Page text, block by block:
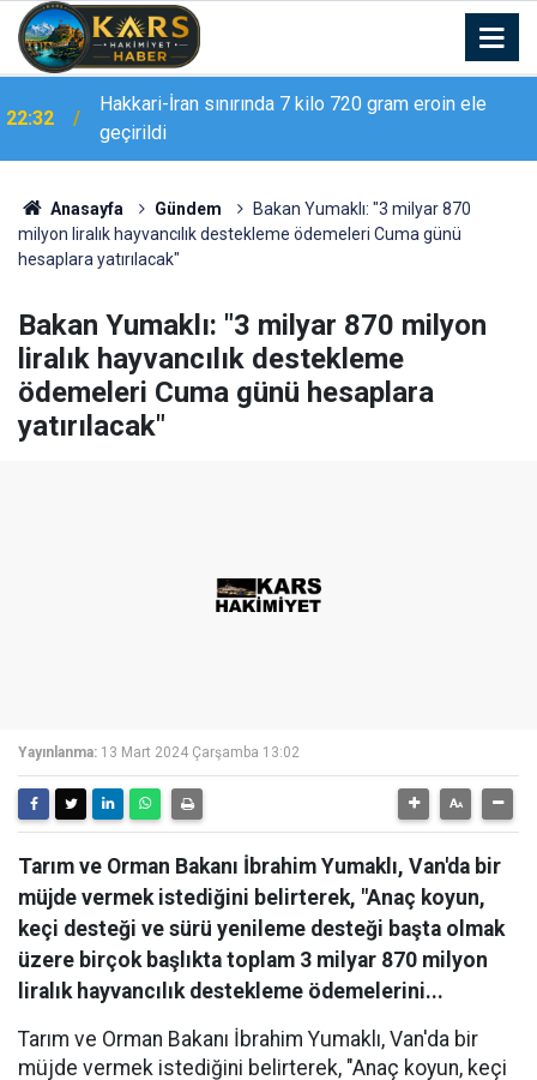
21:02
Erzurum Adliyesi’nde yangın: 2 kişi dumandan
etkilendi
Anasayfa Gündem
Bakan Yumaklı: "3 milyar 870
milyon liralık hayvancılık destekleme ödemeleri Cuma günü
hesaplara yatırılacak"
Bakan Yumaklı: "3 milyar 870 milyon
liralık hayvancılık destekleme
ödemeleri Cuma günü hesaplara
yatırılacak"
Yayınlanma: 13 Mart 2024 Çarşamba 13:02
Tarım ve Orman Bakanı İbrahim Yumaklı, Van'da bir
müjde vermek istediğini belirterek, "Anaç koyun,
keçi desteği ve sürü yenileme desteği başta olmak
üzere birçok başlıkta toplam 3 milyar 870 milyon
liralık hayvancılık destekleme ödemelerini...
Tarım ve Orman Bakanı İbrahim Yumaklı, Van'da bir
müjde vermek istediğini belirterek, "Anaç koyun, keçi